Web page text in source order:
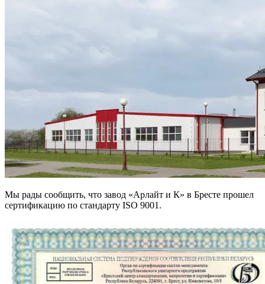
Мы рады сообщить, что завод «Арлайт и К» в Бресте прошел
сертификацию по стандарту ISO 9001.